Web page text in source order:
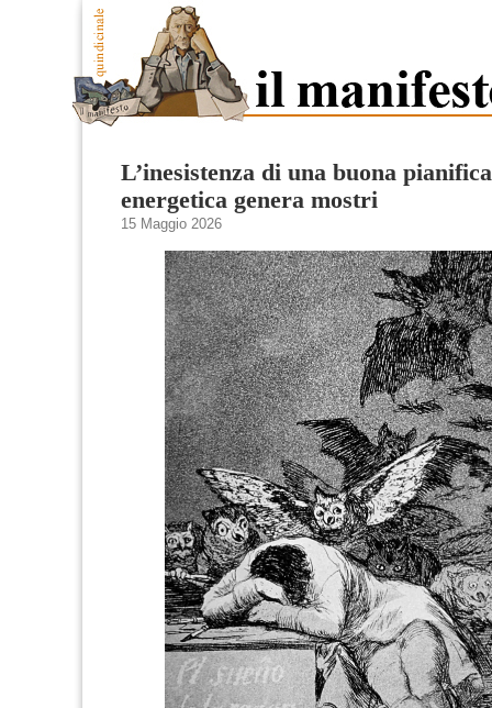
L’inesistenza di una buona
energetica genera mostri
15 Maggio 2026